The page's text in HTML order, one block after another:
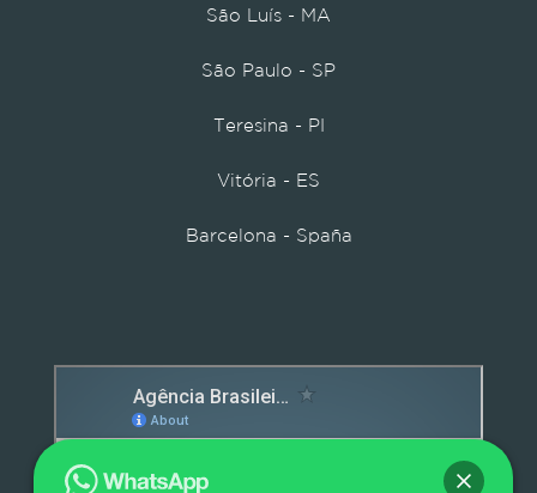
São Luís - MA
São Paulo - SP
Teresina - PI
Vitória - ES
Barcelona - Spaña